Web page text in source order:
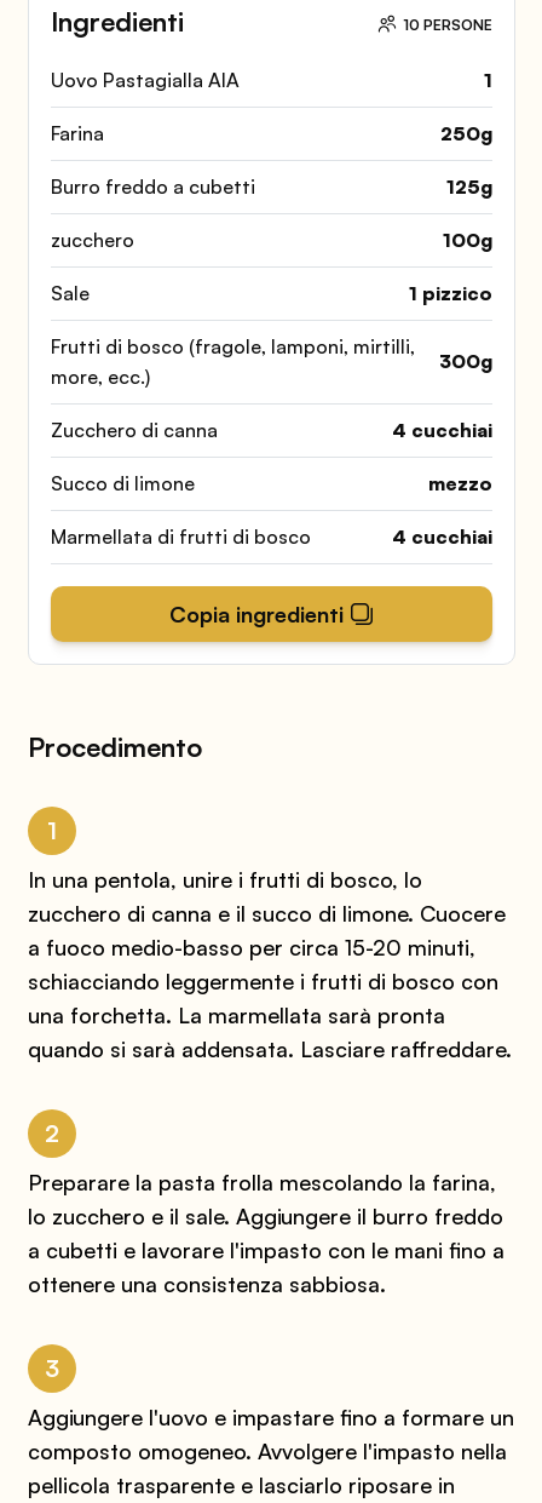
Ingredienti 10 PERSONE
Uovo Pastagialla AIA 1
Farina 250g
Burro freddo a cubetti 125g
zucchero 100g
Sale 1 pizzico
Frutti di bosco (fragole, lamponi, mirtilli,
more, ecc.)
300g
Zucchero di canna 4 cucchiai
Succo di limone mezzo
Marmellata di frutti di bosco 4 cucchiai
Copia ingredienti
Procedimento
1
In una pentola, unire i frutti di bosco, lo
zucchero di canna e il succo di limone. Cuocere
a fuoco medio-basso per circa 15-20 minuti,
schiacciando leggermente i frutti di bosco con
una forchetta. La marmellata sarà pronta
quando si sarà addensata. Lasciare raffreddare.
2
Preparare la pasta frolla mescolando la farina,
lo zucchero e il sale. Aggiungere il burro freddo
a cubetti e lavorare l'impasto con le mani fino a
ottenere una consistenza sabbiosa.
3
Aggiungere l'uovo e impastare fino a formare un
composto omogeneo. Avvolgere l'impasto nella
pellicola trasparente e lasciarlo riposare in